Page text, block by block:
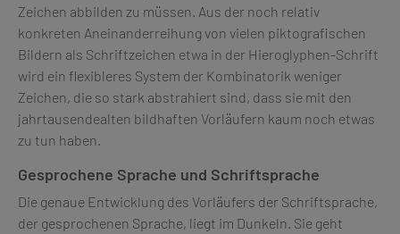
Zeichen abbilden zu müssen. Aus der noch relativ
konkreten Aneinanderreihung von vielen piktografischen
Bildern als Schriftzeichen etwa in der Hieroglyphen-Schrift
wird ein flexibleres System der Kombinatorik weniger
Zeichen, die so stark abstrahiert sind, dass sie mit den
jahrtausendealten bildhaften Vorläufern kaum noch etwas
zu tun haben.
Gesprochene Sprache und Schriftsprache
Die genaue Entwicklung des Vorläufers der Schriftsprache,
der gesprochenen Sprache, liegt im Dunkeln. Sie geht